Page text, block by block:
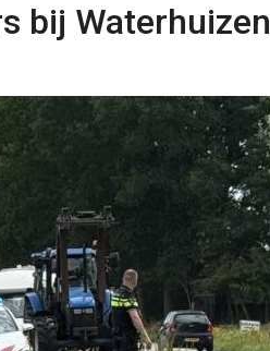
bij Waterhuizen